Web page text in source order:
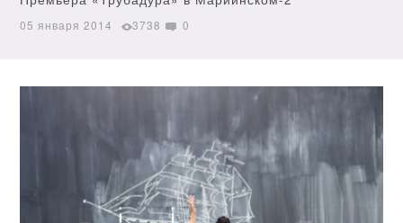
05 января 2014 3738 0